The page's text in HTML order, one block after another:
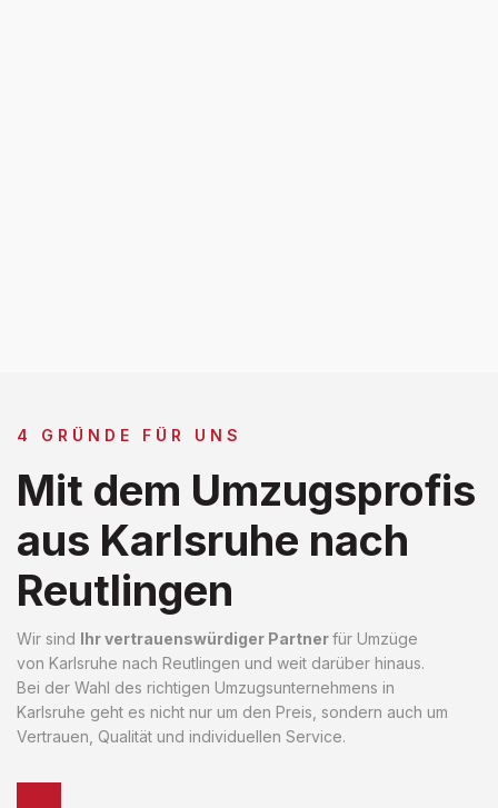
4 GRÜNDE FÜR UNS
Mit dem Umzugsprofis
aus Karlsruhe nach
Reutlingen
Wir sind Ihr vertrauenswürdiger Partnerfür Umzüge
von Karlsruhe nach Reutlingen und weit darüber hinaus.
Bei der Wahl des richtigen Umzugsunternehmens in
Karlsruhe geht es nicht nur um den Preis, sondern auch um
Vertrauen, Qualität und individuellen Service.